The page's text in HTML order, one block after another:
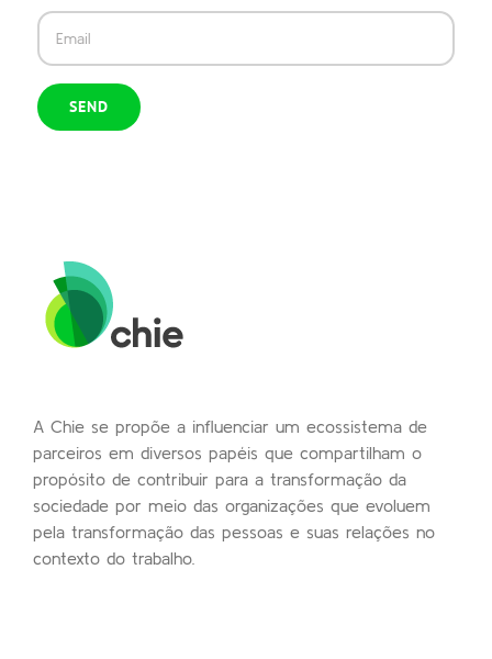
A Chie se propõe a influenciar um ecossistema de
parceiros em diversos papéis que compartilham o
propósito de contribuir para a transformação da
sociedade por meio das organizações que evoluem
pela transformação das pessoas e suas relações no
contexto do trabalho.